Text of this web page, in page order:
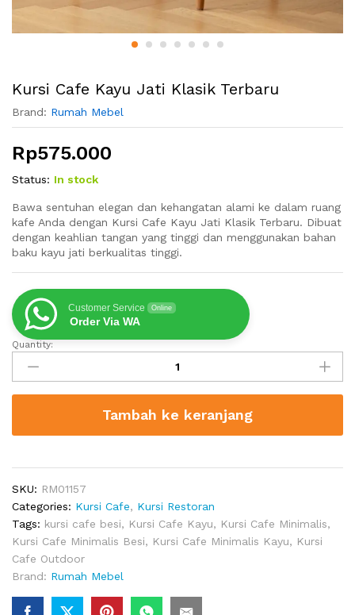
Kursi Cafe Kayu Jati Klasik Terbaru
Brand: Rumah Mebel
Rp575.000
Status: In stock
Bawa sentuhan elegan dan kehangatan alami ke dalam ruang
kafe Anda dengan Kursi Cafe Kayu Jati Klasik Terbaru. Dibuat
dengan keahlian tangan yang tinggi dan menggunakan bahan
baku kayu jati berkualitas tinggi.
Customer Service Online
Order Via WA
Kursi
Cafe
Kayu
Jati
Terbaru
Quantity:
Tambah ke keranjang
SKU: RM01157
Categories: Kursi Cafe, Kursi Restoran
Tags: kursi cafe besi, Kursi Cafe Kayu, Kursi Cafe Minimalis,
Kursi Cafe Minimalis Besi, Kursi Cafe Minimalis Kayu, Kursi
Cafe Outdoor
Brand: Rumah Mebel